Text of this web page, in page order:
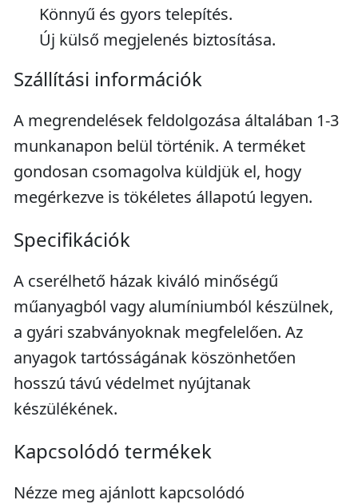
Könnyű és gyors telepítés.
Új külső megjelenés biztosítása.
Szállítási információk
A megrendelések feldolgozása általában 1-3
munkanapon belül történik. A terméket
gondosan csomagolva küldjük el, hogy
megérkezve is tökéletes állapotú legyen.
Specifikációk
A cserélhető házak kiváló minőségű
műanyagból vagy alumíniumból készülnek,
a gyári szabványoknak megfelelően. Az
anyagok tartósságának köszönhetően
hosszú távú védelmet nyújtanak
készülékének.
Kapcsolódó termékek
Nézze meg ajánlott kapcsolódó